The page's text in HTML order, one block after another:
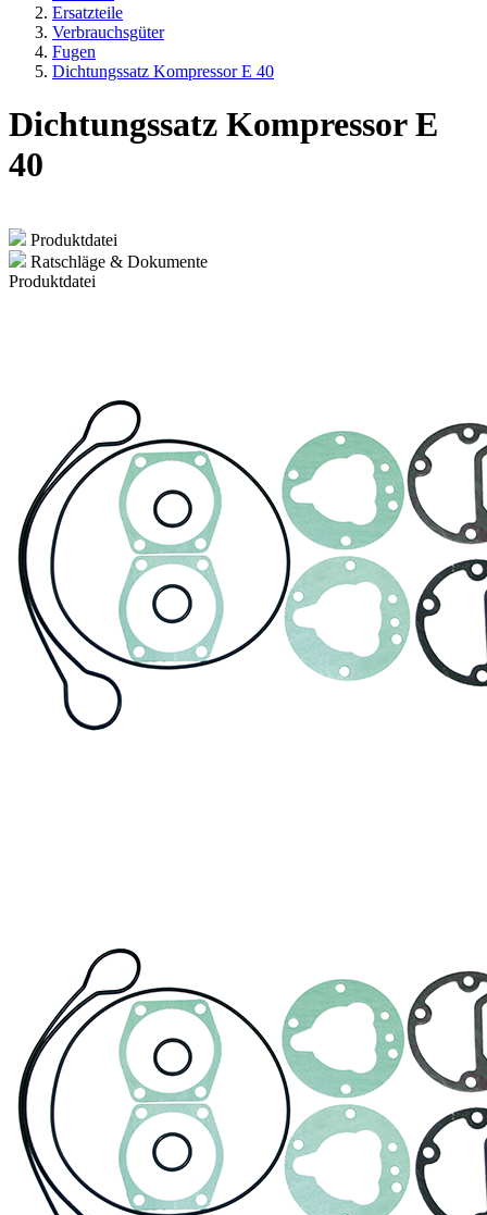
Ersatzteile
Verbrauchsgüter
Fugen
Dichtungssatz Kompressor E 40
Dichtungssatz Kompressor E
40
Produktdatei
Ratschläge & Dokumente
Produktdatei